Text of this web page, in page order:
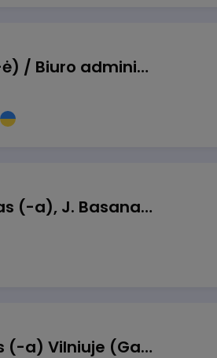
Pardavimų vadybininkas (-ė) / Biuro administratorius (-ė) (B2B)
Kasininkas (-ė) - pardavėjas (-a), J. Basanavičiaus g. 6, Jonava
Užsakymų komplektuotojas (-a) Vilniuje (Gariūnai)